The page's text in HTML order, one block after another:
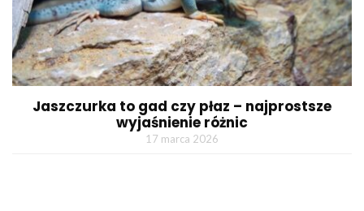
Jaszczurka to gad czy płaz – najprostsze
wyjaśnienie różnic
17 marca 2026